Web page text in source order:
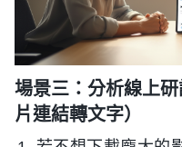
場景三：分析線上
片連結轉文字）